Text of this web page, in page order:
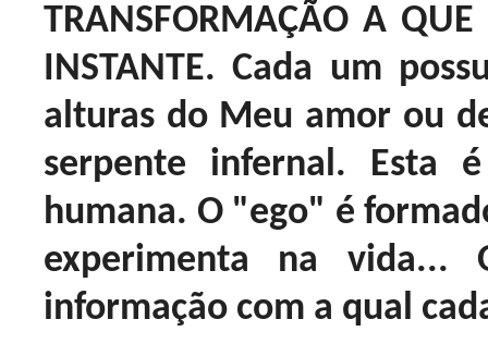
TRANSFORMAÇÃO A QUE
INSTANTE. Cada um
alturas do Meu amor ou
serpente infernal. Esta
humana. O "ego" é
experimenta na
informação com a qual